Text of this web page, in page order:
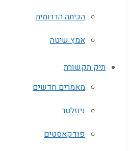
הכיתה הדרומית
אמץ שיטה
תיק תקשורת
מאמרים חדשים
ניוזלטר
פודקאסטים